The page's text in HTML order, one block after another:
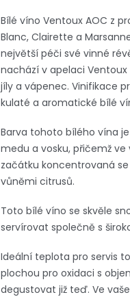
Bílé víno Ventoux AOC z
Blanc, Clairette a
největší péči své vinné
nachází v apelaci Ventoux
jíly a vápenec. Vinifikace
kulaté a aromatické bílé
Barva tohoto bílého vína
medu a vosku, přičemž
začátku koncentrovaná
vůněmi citrusů.
Toto bílé víno se skvěle
servírovat společně s
Ideální teplota pro servis
plochou pro oxidaci s
degustovat již teď. Ve